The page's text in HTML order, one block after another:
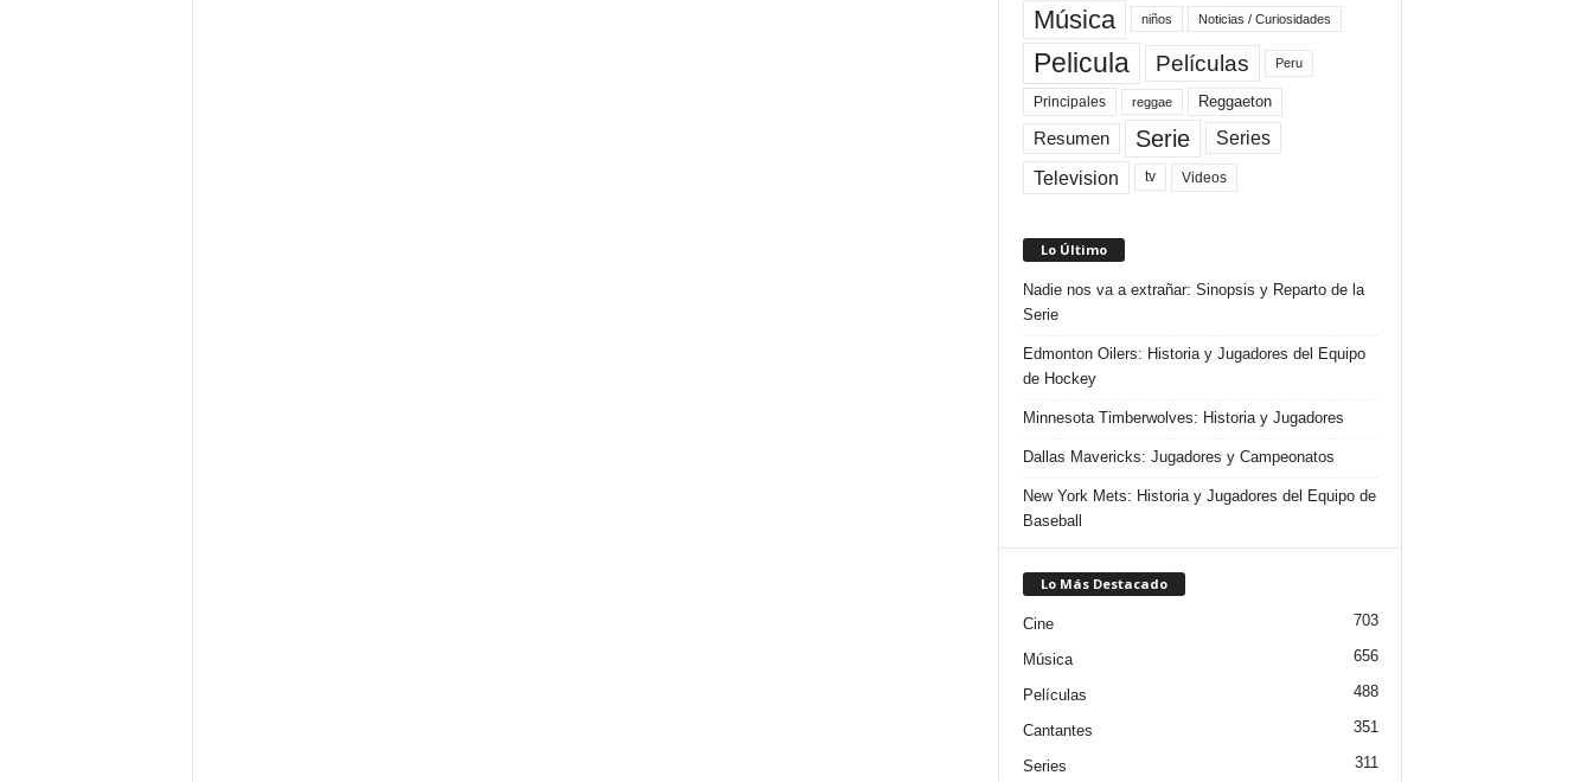
Música niños Noticias / Curiosidades
Pelicula Películas Peru
Principales reggae Reggaeton
Resumen Serie Series
Television tv Videos
Lo Último
Nadie nos va a extrañar: Sinopsis y Reparto de la
Serie
Edmonton Oilers: Historia y Jugadores del Equipo
de Hockey
Minnesota Timberwolves: Historia y Jugadores
Dallas Mavericks: Jugadores y Campeonatos
New York Mets: Historia y Jugadores del Equipo de
Baseball
Lo Más Destacado
Cine 703
Música 656
Películas 488
Cantantes 351
Series 311